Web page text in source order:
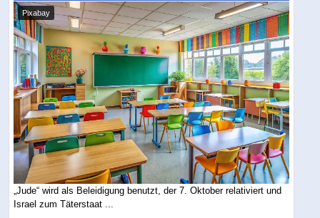
Pixabay
„Jude“ wird als Beleidigung benutzt, der 7. Oktober relativiert und
Israel zum Täterstaat ...